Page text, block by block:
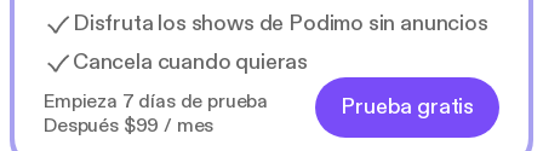
Disfruta los shows de Podimo sin anuncios
Cancela cuando quieras
Empieza 7 días de prueba
Después $99 / mes
Prueba gratis